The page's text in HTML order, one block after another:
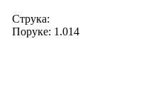
Струка:
Поруке: 1.014